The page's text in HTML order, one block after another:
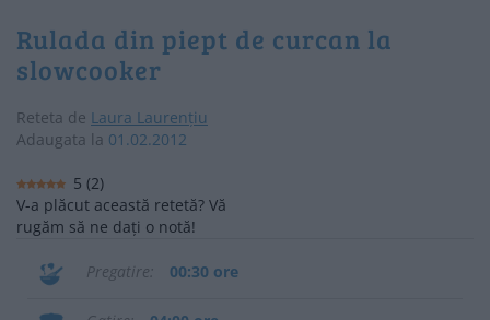
Rulada din piept de curcan la
slowcooker
Reteta de Laura Laurențiu
Adaugata la 01.02.2012
5 (2)
V-a plăcut această retetă? Vă
rugăm să ne dați o notă!
Pregatire 00:30 ore